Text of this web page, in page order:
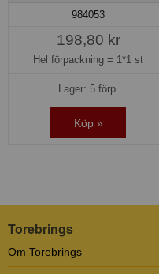
984053
198,80 kr
Hel förpackning = 1*1 st
Lager: 5 förp.
Köp »
Torebrings
Om Torebrings